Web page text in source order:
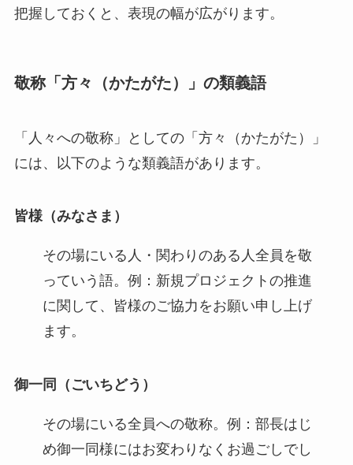
把握しておくと、表現の幅が広がります。
敬称「方々（かたがた）」の類義語
「人々への敬称」としての「方々（かたがた）」
には、以下のような類義語があります。
皆様（みなさま）
その場にいる人・関わりのある人全員を敬
っていう語。例：新規プロジェクトの推進
に関して、皆様のご協力をお願い申し上げ
ます。
御一同（ごいちどう）
その場にいる全員への敬称。例：部長はじ
め御一同様にはお変わりなくお過ごしでし